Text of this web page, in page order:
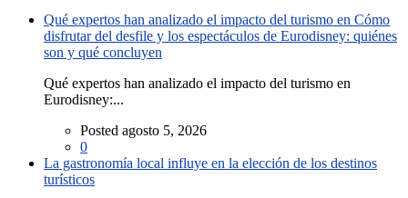
Qué expertos han analizado el impacto del turismo en Cómo
disfrutar del desfile y los espectáculos de Eurodisney: quiénes
son y qué concluyen
Qué expertos han analizado el impacto del turismo en
Eurodisney:...
Posted agosto 5, 2026
0
La gastronomía local influye en la elección de los destinos
turísticos